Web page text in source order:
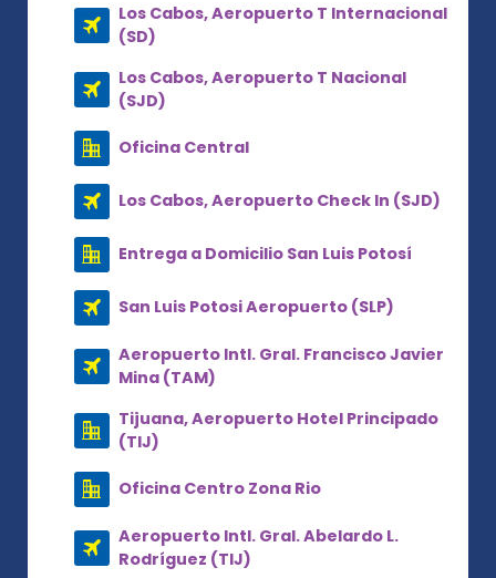
Los Cabos, Aeropuerto T Internacional
(SD)
Los Cabos, Aeropuerto T Nacional
(SJD)
Oficina Central
Los Cabos, Aeropuerto Check In (SJD)
Entrega a Domicilio San Luis Potosí
San Luis Potosi Aeropuerto (SLP)
Aeropuerto Intl. Gral. Francisco Javier
Mina (TAM)
Tijuana, Aeropuerto Hotel Principado
(TIJ)
Oficina Centro Zona Rio
Aeropuerto Intl. Gral. Abelardo L.
Rodríguez (TIJ)